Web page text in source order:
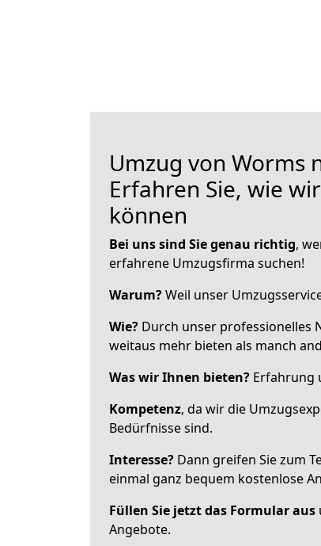
Umzug von Worms
Erfahren Sie, wie
können
Bei uns sind Sie genau richtig,
erfahrene Umzugsfirma suchen!
Warum?Weil unser
Wie? Durch unser professionelles
weitaus mehr bieten als manch
Was wir Ihnen bieten? Erfahrung
Kompetenz, da wir die
Bedürfnisse sind.
Interesse? Dann greifen Sie zum
einmal ganz bequem kostenlose
Füllen Sie jetzt das Formular aus
Angebote.